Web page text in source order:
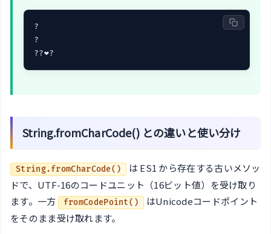
?
?
??❤?
String.fromCharCode() との違いと使い分け
String.fromCharCode()
は ES1 から存在する古いメソッ
ドで、UTF-16のコードユニット（16ビット値）を受け取り
ます。一方
fromCodePoint()
はUnicodeコードポイント
をそのまま受け取れます。